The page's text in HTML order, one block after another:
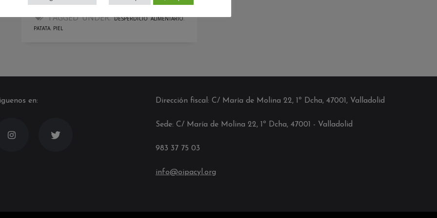
PUBLISHED IN NOTICIAS
TAGGED UNDER: DESPERDICIO ALIMENTARIO,
PATATA, PIEL
en: Dirección fiscal: C/ María de Molina 22, 1º Dcha, 47001, Valladolid
Sede: C/ María de Molina 22, 1º Dcha, 4700 - Valladolid
983 37 75 03
info@oipacyl.org